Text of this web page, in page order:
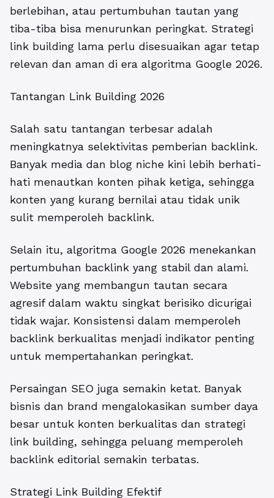
berlebihan, atau pertumbuhan tautan yang
tiba-tiba bisa menurunkan peringkat. Strategi
link building lama perlu disesuaikan agar tetap
relevan dan aman di era algoritma Google 2026.
Tantangan Link Building 2026
Salah satu tantangan terbesar adalah
meningkatnya selektivitas pemberian backlink.
Banyak media dan blog niche kini lebih berhati-
hati menautkan konten pihak ketiga, sehingga
konten yang kurang bernilai atau tidak unik
sulit memperoleh backlink.
Selain itu, algoritma Google 2026 menekankan
pertumbuhan backlink yang stabil dan alami.
Website yang membangun tautan secara
agresif dalam waktu singkat berisiko dicurigai
tidak wajar. Konsistensi dalam memperoleh
backlink berkualitas menjadi indikator penting
untuk mempertahankan peringkat.
Persaingan SEO juga semakin ketat. Banyak
bisnis dan brand mengalokasikan sumber daya
besar untuk konten berkualitas dan strategi
link building, sehingga peluang memperoleh
backlink editorial semakin terbatas.
Strategi Link Building Efektif